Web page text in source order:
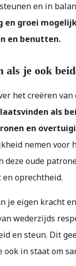
en in
groei
en benutten.
als je ook
het creëren
als
en
nemen voor
oude
oprechtheid.
je eigen kracht
wederzijds
en steun. Dit
in staat om